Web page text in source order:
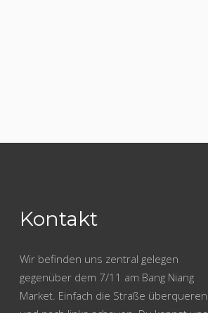
Kontakt
Wir befinden uns zentral gelegen
gegenüber dem 7/11 am Bang Niang
Market. Einfach die Straße überqueren